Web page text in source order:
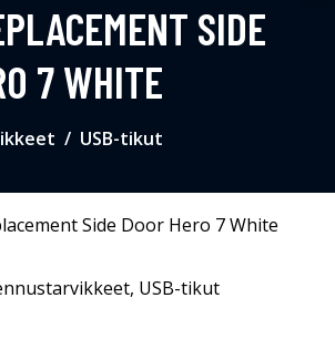
SIDE
7 WHITE
USB-tikut
, USB-tikut